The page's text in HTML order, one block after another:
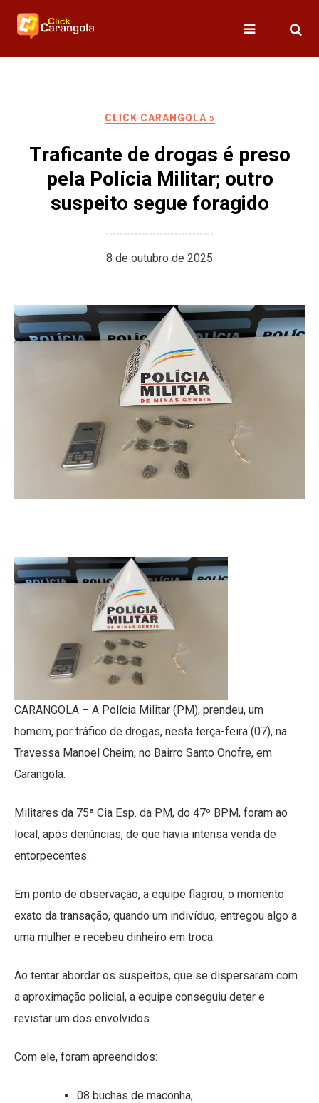
content
CLICK CARANGOLA »
Traficante de drogas é preso
pela Polícia Militar; outro
suspeito segue foragido
8 de outubro de 2025
CARANGOLA – A Polícia Militar (PM), prendeu, um
homem, por tráfico de drogas, nesta terça-feira (07), na
Travessa Manoel Cheim, no Bairro Santo Onofre, em
Carangola.
Militares da 75ª Cia Esp. da PM, do 47º BPM, foram ao
local, após denúncias, de que havia intensa venda de
entorpecentes.
Em ponto de observação, a equipe flagrou, o momento
exato da transação, quando um indivíduo, entregou algo a
uma mulher e recebeu dinheiro em troca.
Ao tentar abordar os suspeitos, que se dispersaram com
a aproximação policial, a equipe conseguiu deter e
revistar um dos envolvidos.
Com ele, foram apreendidos:
08 buchas de maconha;